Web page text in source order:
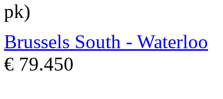
pk)
Brussels South - Waterloo
€ 79.450